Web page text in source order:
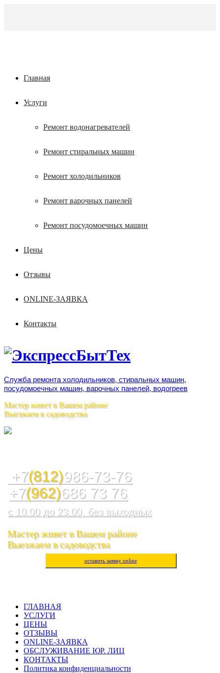
Главная
Услуги
Ремонт водонагревателей
Ремонт стиральных машин
Ремонт холодильников
Ремонт варочных панелей
Ремонт посудомоечных машин
Цены
Отзывы
ONLINE-ЗАЯВКА
Контакты
Служба ремонта холодильников, стиральных машин,
посудомоечных машин, варочных панелей, водогреев
Мастер живет в Вашем районе
Выезжаем в садоводства
+7(812)986-73-76
+7(962)686 73 76
с 10.00 до 23.00, без выходных
Мастер живет в Вашем районе
Выезжаем в садоводства
оставить заявку online
ГЛАВНАЯ
УСЛУГИ
ЦЕНЫ
ОТЗЫВЫ
ONLINE-ЗАЯВКА
ОБСЛУЖИВАНИЕ ЮР. ЛИЦ
КОНТАКТЫ
Политика конфиденциальности